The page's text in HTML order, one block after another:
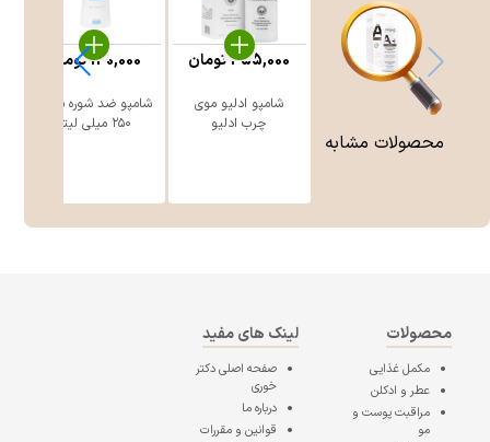
محصولات مشابه
شامپو ادلیو موی
چرب ادلیو
455,000تومان
شامپو ضد شوره سینره
۲۵۰ میلی لیتر
130,000تومان
محصولات
مکمل غذایی
عطر و ادکلن
مراقبت پوست و
مو
لینک های مفید
صفحه اصلیدکتر
خوری
درباره ما
قوانین و مقررات